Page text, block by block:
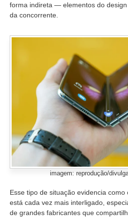
forma indireta — elementos do
da concorrente.
imagem: reprodução/
Esse tipo de situação evidencia
está cada vez mais interligado,
de grandes fabricantes que